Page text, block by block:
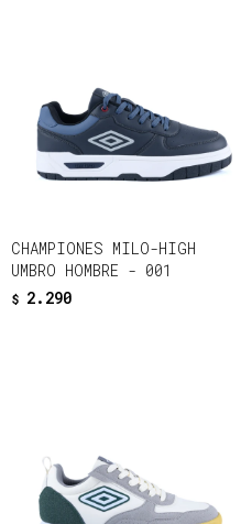
CHAMPIONES MILO-HIGH
UMBRO HOMBRE - 001
$ 2.290